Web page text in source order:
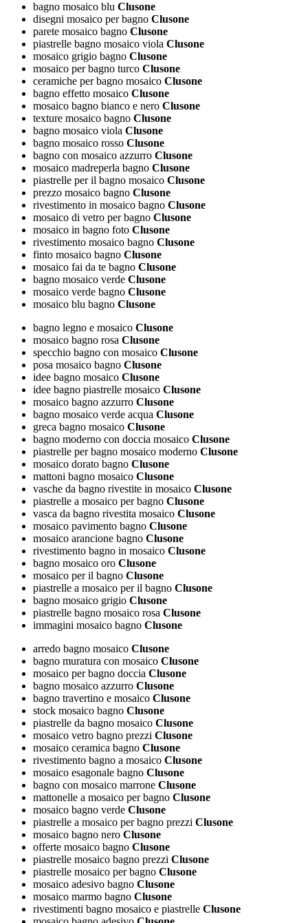
bagno mosaico blu Clusone
disegni mosaico per bagno Clusone
parete mosaico bagno Clusone
piastrelle bagno mosaico viola Clusone
mosaico grigio bagno Clusone
mosaico per bagno turco Clusone
ceramiche per bagno mosaico Clusone
bagno effetto mosaico Clusone
mosaico bagno bianco e nero Clusone
texture mosaico bagno Clusone
bagno mosaico viola Clusone
bagno mosaico rosso Clusone
bagno con mosaico azzurro Clusone
mosaico madreperla bagno Clusone
piastrelle per il bagno mosaico Clusone
prezzo mosaico bagno Clusone
rivestimento in mosaico bagno Clusone
mosaico di vetro per bagno Clusone
mosaico in bagno foto Clusone
rivestimento mosaico bagno Clusone
finto mosaico bagno Clusone
mosaico fai da te bagno Clusone
bagno mosaico verde Clusone
mosaico verde bagno Clusone
mosaico blu bagno Clusone
bagno legno e mosaico Clusone
mosaico bagno rosa Clusone
specchio bagno con mosaico Clusone
posa mosaico bagno Clusone
idee bagno mosaico Clusone
idee bagno piastrelle mosaico Clusone
mosaico bagno azzurro Clusone
bagno mosaico verde acqua Clusone
greca bagno mosaico Clusone
bagno moderno con doccia mosaico Clusone
piastrelle per bagno mosaico moderno Clusone
mosaico dorato bagno Clusone
mattoni bagno mosaico Clusone
vasche da bagno rivestite in mosaico Clusone
piastrelle a mosaico per bagno Clusone
vasca da bagno rivestita mosaico Clusone
mosaico pavimento bagno Clusone
mosaico arancione bagno Clusone
rivestimento bagno in mosaico Clusone
bagno mosaico oro Clusone
mosaico per il bagno Clusone
piastrelle a mosaico per il bagno Clusone
bagno mosaico grigio Clusone
piastrelle bagno mosaico rosa Clusone
immagini mosaico bagno Clusone
arredo bagno mosaico Clusone
bagno muratura con mosaico Clusone
mosaico per bagno doccia Clusone
bagno mosaico azzurro Clusone
bagno travertino e mosaico Clusone
stock mosaico bagno Clusone
piastrelle da bagno mosaico Clusone
mosaico vetro bagno prezzi Clusone
mosaico ceramica bagno Clusone
rivestimento bagno a mosaico Clusone
mosaico esagonale bagno Clusone
bagno con mosaico marrone Clusone
mattonelle a mosaico per bagno Clusone
mosaico bagno verde Clusone
piastrelle a mosaico per bagno prezzi Clusone
mosaico bagno nero Clusone
offerte mosaico bagno Clusone
piastrelle mosaico bagno prezzi Clusone
piastrelle mosaico per bagno Clusone
mosaico adesivo bagno Clusone
mosaico marmo bagno Clusone
rivestimenti bagno mosaico e piastrelle Clusone